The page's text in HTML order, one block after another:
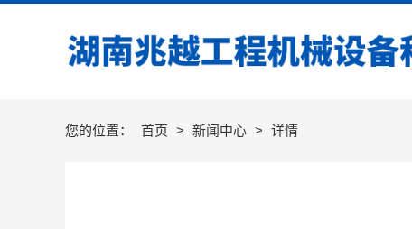
您的位置： 首页 > 新闻中心 > 详情